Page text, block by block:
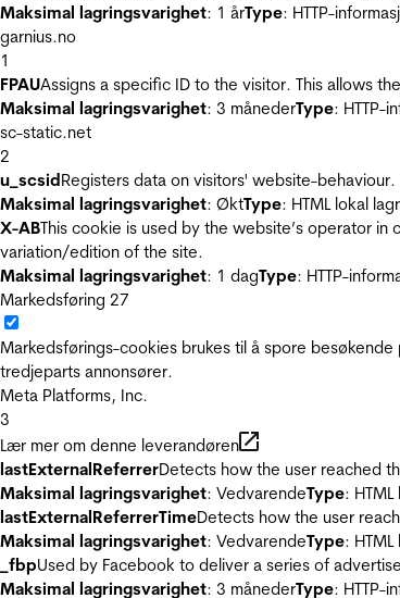
Maksimal lagringsvarighet: 1 årType: HTTP-
garnius.no
1
FPAUAssigns a specific ID to the visitor. This allows
Maksimal lagringsvarighet: 3 månederType: HTTP-
sc-static.net
2
u_scsidRegisters data on visitors' website-
Maksimal lagringsvarighet: ØktType: HTML lokal
X-ABThis cookie is used by the website’s operator
variation/edition of the site.
Maksimal lagringsvarighet: 1 dagType: HTTP-
Markedsføring 27
Markedsførings-cookies brukes til å spore
tredjeparts annonsører.
Meta Platforms, Inc.
3
Lær mer om denne leverandøren
lastExternalReferrerDetects how the user reached
Maksimal lagringsvarighet: VedvarendeType:
lastExternalReferrerTimeDetects how the user
Maksimal lagringsvarighet: VedvarendeType:
_fbpUsed by Facebook to deliver a series of
Maksimal lagringsvarighet: 3 månederType: HTTP-